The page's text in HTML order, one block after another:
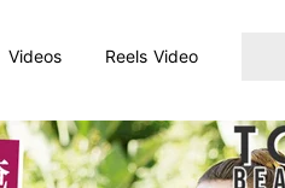
Videos Reels Video